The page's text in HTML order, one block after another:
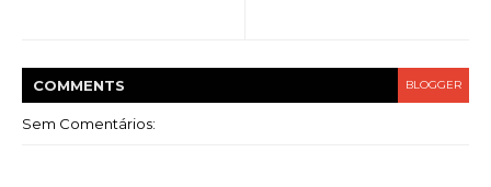
COMMENTS BLOGGER
Sem Comentários: